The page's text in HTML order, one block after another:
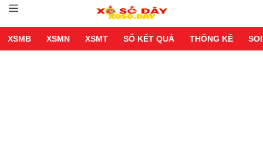
XSMB XSMN XSMT SỔ KẾT QUẢ THỐNG KÊ